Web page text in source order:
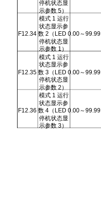
停机状态显
示参数 5）
模式 1 运行
状态显示参
F12.34 数 2（LED 0.00～99.99
停机状态显
示参数 1）
模式 1 运行
状态显示参
F12.35 数 3（LED 0.00～99.99
停机状态显
示参数 2）
模式 1 运行
状态显示参
F12.36 数 4（LED 0.00～99.99
停机状态显
示参数 3）